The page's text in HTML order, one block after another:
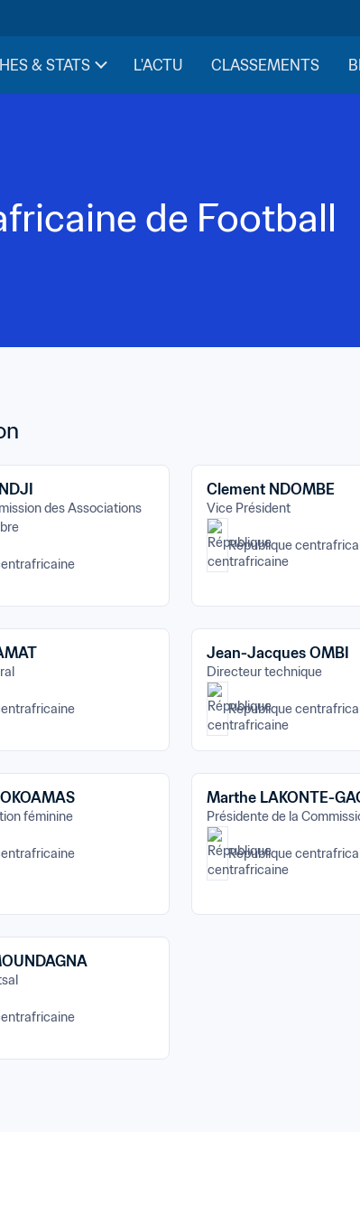
& STATS L'ACTU CLASSEMENTS
de Football
des Associations
Clement NDOMBE
Vice Président
République
Jean-Jacques OMBI
Directeur technique
République
féminine
Marthe LAKONTE-
Présidente de la
République